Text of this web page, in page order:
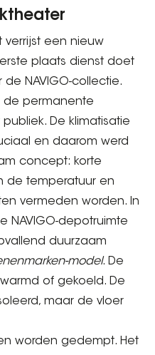
verrijst een nieuw
plaats dienst doet
NAVIGO-collectie.
de permanente
De klimatisatie
en daarom werd
concept: korte
de temperatuur en
vermeden worden. In
NAVIGO-depotruimte
duurzaam
model. De
of gekoeld. De
maar de vloer
worden gedempt. Het